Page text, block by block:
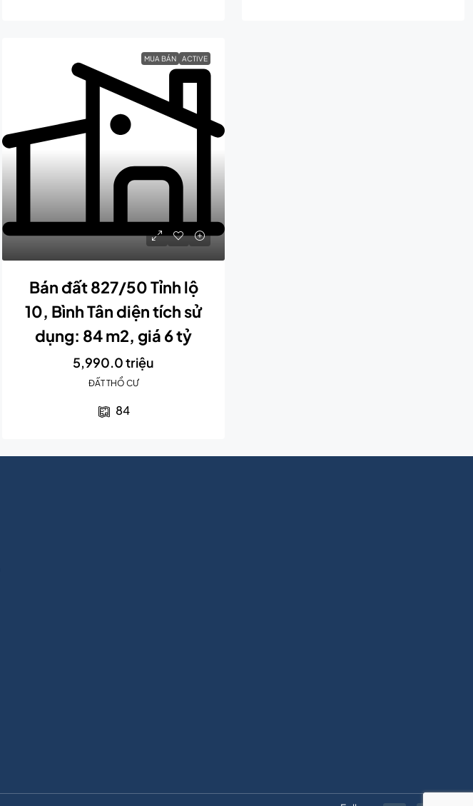
MUA BÁN ACTIVE
Bán đất 827/50 Tỉnh lộ
10, Bình Tân diện tích sử
dụng: 84 m2, giá 6 tỷ
5,990.0 triệu
ĐẤT THỔ CƯ
84